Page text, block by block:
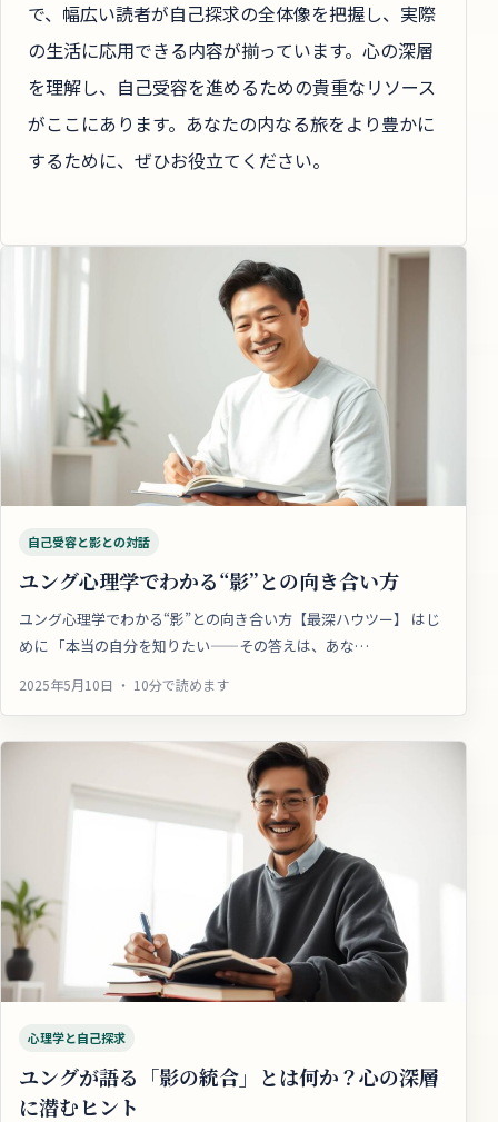
で、幅広い読者が自己探求の全体像を把握し、実際
の生活に応用できる内容が揃っています。心の深層
を理解し、自己受容を進めるための貴重なリソース
がここにあります。あなたの内なる旅をより豊かに
するために、ぜひお役立てください。
自己受容と影との対話
ユング心理学でわかる“影”との向き合い方
ユング心理学でわかる“影”との向き合い方【最深ハウツー】 はじ
めに 「本当の自分を知りたい——その答えは、あな…
2025年5月10日 ・ 10分で読めます
心理学と自己探求
ユングが語る「影の統合」とは何か？心の深層
に潜むヒント